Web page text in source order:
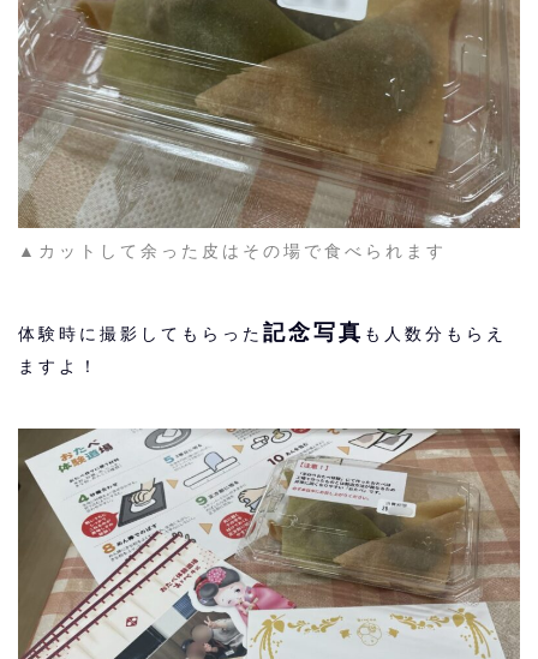
▲カットして余った皮はその場で食べられます
体験時に撮影してもらった 記念写真 も人数分もらえ
ますよ！